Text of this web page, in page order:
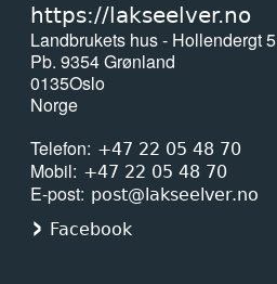
https://lakseelver.no
Landbrukets hus - Hollendergt 5
Pb. 9354 Grønland
0135Oslo
Norge
Telefon
+47 22 05 48 70
Mobil +47 22 05 48 70
E-post post@lakseelver.no
Facebook